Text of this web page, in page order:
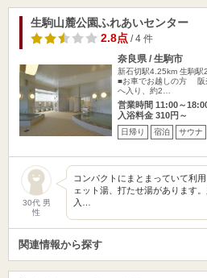
生駒山麓公園ふれあいセンター
2.8点/ 4 件
奈良県 / 生駒市
新石切駅4.25km 生駒駅
■お車でお越しの方 阪
へ入り、約2…
営業時間 11:00～
入浴料金 310円～
日帰り 宿泊 サウナ
30代 男
性
コンパクトにまとまっていて利
ェット湯、打たせ湯があります
入…
関連情報から探す